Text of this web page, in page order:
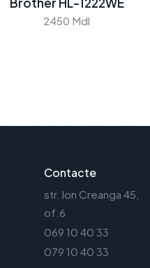
Brother HL-1222WE
2450 Mdl
Contacte
str. Ion Creanga 45,
of.6
069 10 40 33
079 10 40 33